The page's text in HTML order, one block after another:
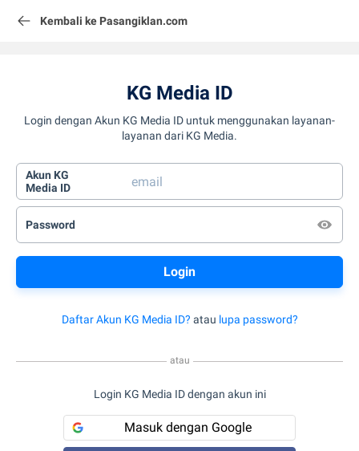
Kembali ke Pasangiklan.com
KG Media ID
Login dengan Akun KG Media ID untuk menggunakan layanan-
layanan dari KG Media.
Akun KG
Media ID
Password
Daftar Akun KG Media ID? atau lupa password?
atau
Login KG Media ID dengan akun ini
Masuk dengan Google